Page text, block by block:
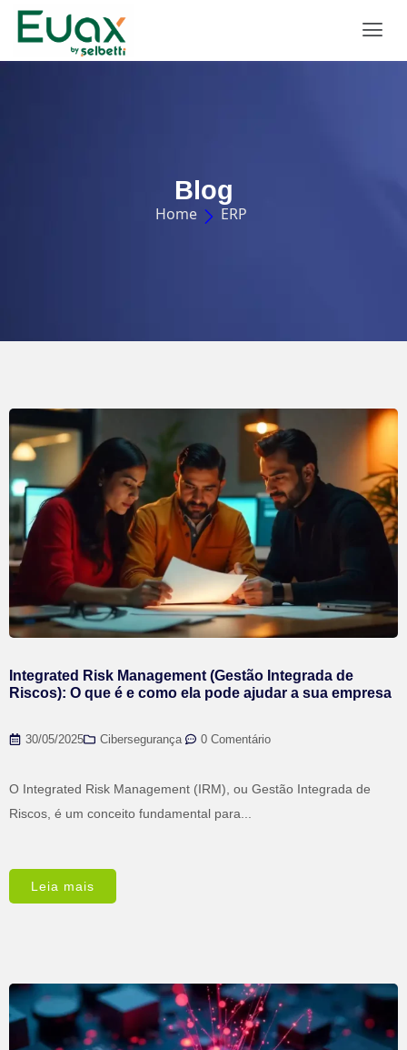
Blog
Home ERP
Integrated Risk Management (Gestão Integrada de
Riscos): O que é e como ela pode ajudar a sua empresa
30/05/2025 Cibersegurança, 0 Comentário
O Integrated Risk Management (IRM), ou Gestão Integrada de
Riscos, é um conceito fundamental para...
Leia mais